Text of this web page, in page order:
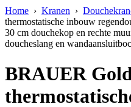
Home › Kranen ›
thermostatische inbouw
30 cm douchekop en rechte
doucheslang en
BRAUER